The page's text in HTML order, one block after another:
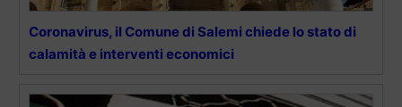
Coronavirus, il Comune di Salemi chiede lo stato di
calamità e interventi economici